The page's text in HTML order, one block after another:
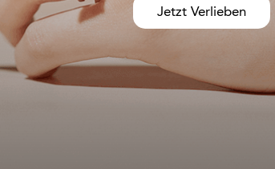
Jetzt Verlieben